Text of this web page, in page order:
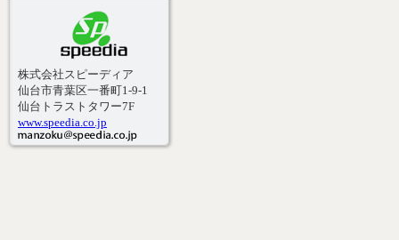
株式会社スピーディア
仙台市青葉区一番町1-9-1
仙台トラストタワー7F
www.speedia.co.jp